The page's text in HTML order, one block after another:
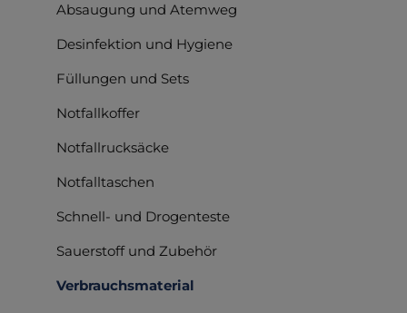
Absaugung und Atemweg
Desinfektion und Hygiene
Füllungen und Sets
Notfallkoffer
Notfallrucksäcke
Notfalltaschen
Schnell- und Drogenteste
Sauerstoff und Zubehör
Verbrauchsmaterial